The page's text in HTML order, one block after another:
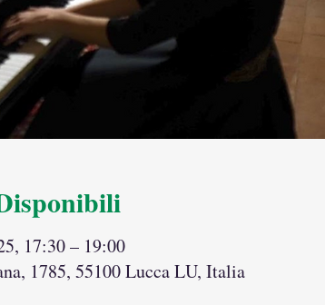
17:30 – 19:00
1785, 55100 Lucca LU, Italia